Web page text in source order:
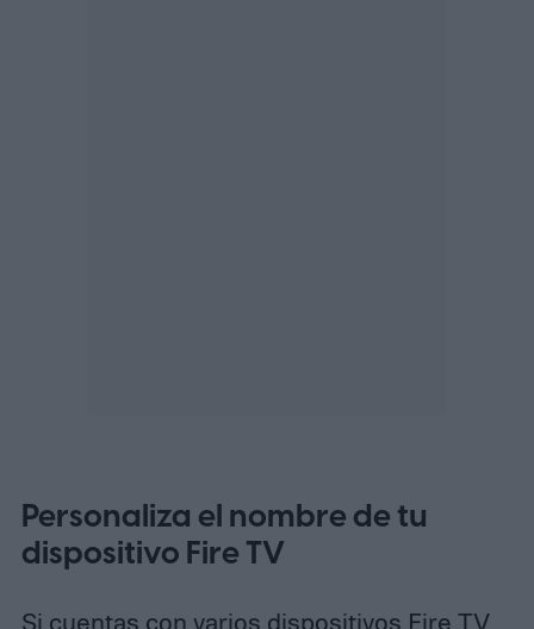
Personaliza el nombre de tu
dispositivo Fire TV
Si cuentas con varios dispositivos Fire TV